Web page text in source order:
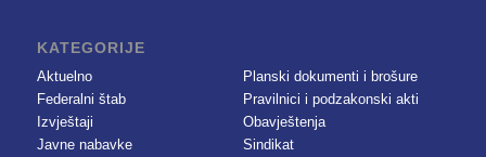
KATEGORIJE
Aktuelno
Federalni štab
Izvještaji
Javne nabavke
Planski dokumenti i brošure
Pravilnici i podzakonski akti
Obavještenja
Sindikat